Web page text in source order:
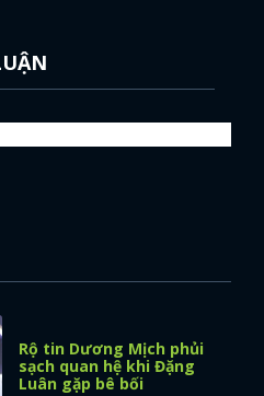
Rộ tin Dương Mịch phủi
sạch quan hệ khi Đặng
Luân gặp bê bối